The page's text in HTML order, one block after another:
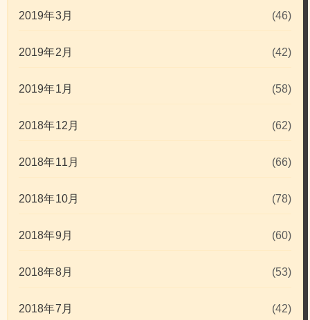
2019年3月 (46)
2019年2月 (42)
2019年1月 (58)
2018年12月 (62)
2018年11月 (66)
2018年10月 (78)
2018年9月 (60)
2018年8月 (53)
2018年7月 (42)